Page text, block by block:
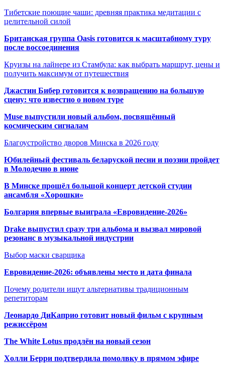
Тибетские поющие чаши: древняя практика медитации с
целительной силой
Британская группа Oasis готовится к масштабному туру
после воссоединения
Круизы на лайнере из Стамбула: как выбрать маршрут, цены и
получить максимум от путешествия
Джастин Бибер готовится к возвращению на большую
сцену: что известно о новом туре
Muse выпустили новый альбом, посвящённый
космическим сигналам
Благоустройство дворов Минска в 2026 году
Юбилейный фестиваль беларуской песни и поэзии пройдет
в Молодечно в июне
В Минске прошёл большой концерт детской студии
ансамбля «Хорошки»
Болгария впервые выиграла «Евровидение-2026»
Drake выпустил сразу три альбома и вызвал мировой
резонанс в музыкальной индустрии
Выбор маски сварщика
Евровидение-2026: объявлены место и дата финала
Почему родители ищут альтернативы традиционным
репетиторам
Леонардо ДиКаприо готовит новый фильм с крупным
режиссёром
The White Lotus продлён на новый сезон
Холли Берри подтвердила помолвку в прямом эфире